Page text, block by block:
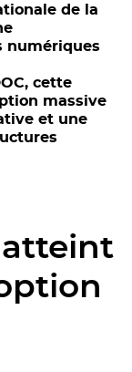
de la
numériques
cette
massive
et une
atteint